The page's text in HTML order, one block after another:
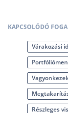
KAPCSOLÓDÓ
Várakozási
Részleges